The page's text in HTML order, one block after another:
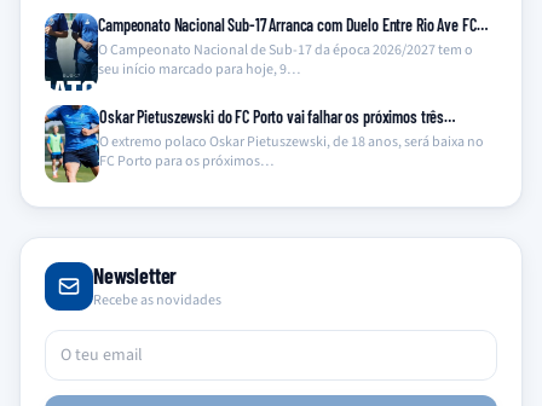
Campeonato Nacional Sub-17 Arranca com Duelo Entre Rio Ave FC…
O Campeonato Nacional de Sub-17 da época 2026/2027 tem o
seu início marcado para hoje, 9…
Oskar Pietuszewski do FC Porto vai falhar os próximos três…
O extremo polaco Oskar Pietuszewski, de 18 anos, será baixa no
FC Porto para os próximos…
Newsletter
Recebe as novidades